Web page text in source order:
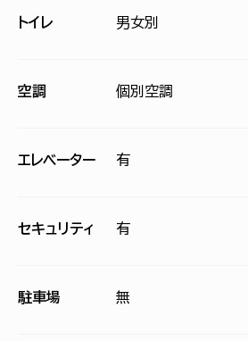
トイレ 男女別
空調 個別空調
エレベーター 有
セキュリティ 有
駐車場 無